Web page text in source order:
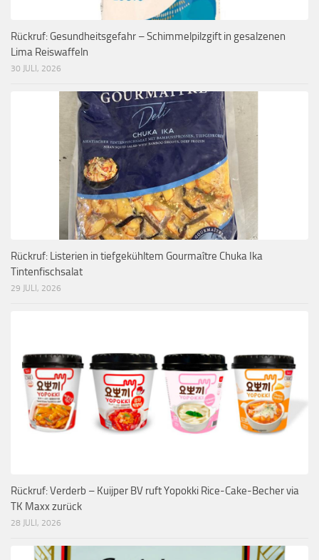
Rückruf: Gesundheitsgefahr – Schimmelpilzgift in gesalzenen
Lima Reiswaffeln
30 JULI, 2026
Rückruf: Listerien in tiefgekühltem Gourmaître Chuka Ika
Tintenfischsalat
29 JULI, 2026
Rückruf: Verderb – Kuijper BV ruft Yopokki Rice-Cake-Becher via
TK Maxx zurück
28 JULI, 2026